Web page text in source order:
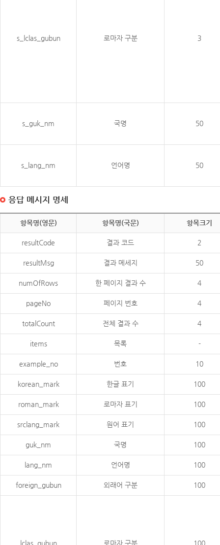
s_lclas_gubun 로마자 구분 3
s_guk_nm 국명 50
s_lang_nm 언어명 50
응답 메시지 명세
항목명(영문) 항목명(국문) 항목크기
resultCode 결과 코드 2
resultMsg 결과 메세지 50
numOfRows 한 페이지 결과 수 4
pageNo 페이지 번호 4
totalCount 전체 결과 수 4
items 목록 -
example_no 번호 10
korean_mark 한글 표기 100
roman_mark 로마자 표기 100
srclang_mark 원어 표기 100
guk_nm 국명 100
lang_nm 언어명 100
foreign_gubun 외래어 구분 100
lclas_gubun 로마자 구분 100